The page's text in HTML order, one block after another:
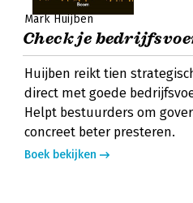
Mark Huijben
Check je
Huijben reikt tien
direct met goede
Helpt bestuurders om
concreet beter presteren.
Boek bekijken